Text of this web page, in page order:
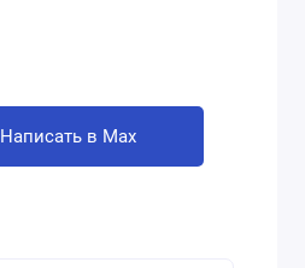
Написать в Max